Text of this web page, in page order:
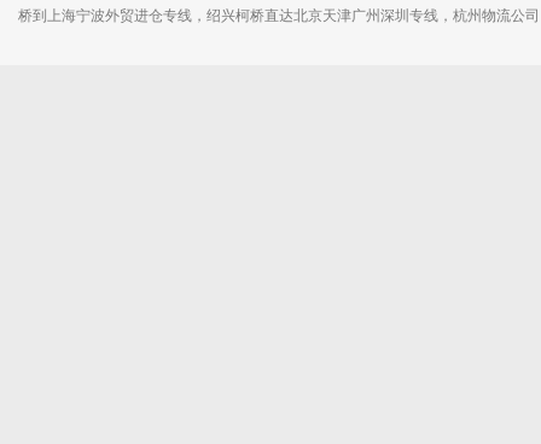
桥到上海宁波外贸进仓专线，绍兴柯桥直达北京天津广州深圳专线，杭州物流公